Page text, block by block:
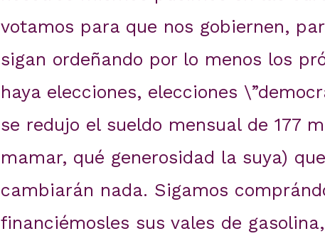
votamos para que nos gobiernen,
sigan ordeñando por lo menos los
haya elecciones, elecciones
se redujo el sueldo mensual de 177
mamar, qué generosidad la suya)
cambiarán nada. Sigamos
financiémosles sus vales de